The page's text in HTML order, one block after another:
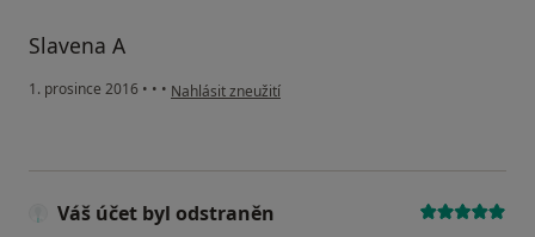
Slavena A
1. prosince 2016 • • • podle názoru uživatele Váš účet byl odstraněn
Nahlásit zneužití
Váš účet byl odstraněn